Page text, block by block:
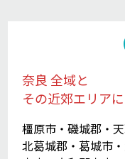
奈良 全域と
その近郊エリア
橿原市・磯城郡・
北葛城郡・葛城市